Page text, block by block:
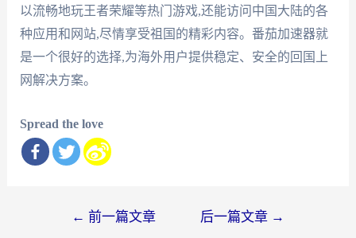
以流畅地玩王者荣耀等热门游戏,还能访问中国大陆的各
种应用和网站,尽情享受祖国的精彩内容。番茄加速器就
是一个很好的选择,为海外用户提供稳定、安全的回国上
网解决方案。
Spread the love
← 前一篇文章 后一篇文章 →